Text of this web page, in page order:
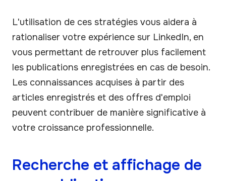
L'utilisation de ces stratégies vous aidera à
rationaliser votre expérience sur LinkedIn, en
vous permettant de retrouver plus facilement
les publications enregistrées en cas de besoin.
Les connaissances acquises à partir des
articles enregistrés et des offres d'emploi
peuvent contribuer de manière significative à
votre croissance professionnelle.
Recherche et affichage de